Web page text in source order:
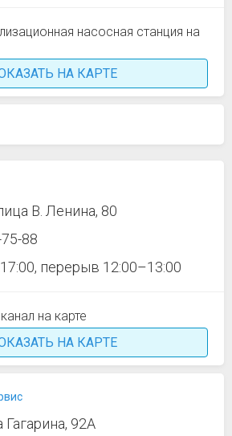
НА КАРТЕ
В. Ленина, 80
88
перерыв 12:00–13:00
НА КАРТЕ
Гагарина, 92А